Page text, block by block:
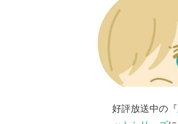
好評放送中の『